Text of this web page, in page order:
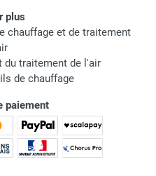
plus
chauffage et de traitement
du traitement de l'air
de chauffage
paiement